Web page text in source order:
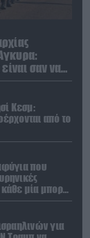
σαν να
Κεσμ:
από το
που
μία μπορεί
«μία
για